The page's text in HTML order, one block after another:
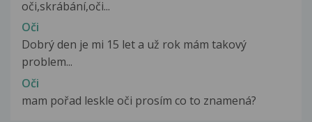
oči,skrábání,oči...
Oči
Dobrý den je mi 15 let a už rok mám takový
problem...
Oči
mam pořad leskle oči prosím co to znamená?